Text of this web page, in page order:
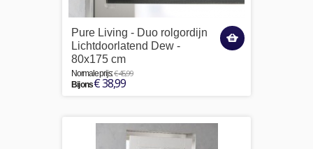
Pure Living - Duo rolgordijn
Lichtdoorlatend Dew -
80x175 cm
Normale prijs:€ 45,99
Bij ons€ 38,99